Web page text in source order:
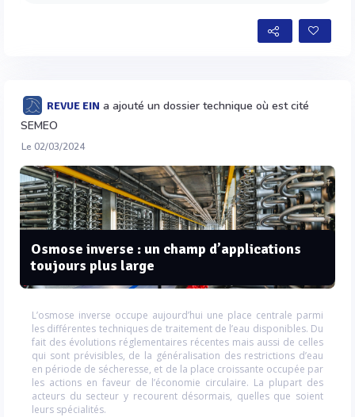
REVUE EIN a ajouté un dossier technique où est cité
SEMEO
Le 02/03/2024
Osmose inverse : un champ d’applications
toujours plus large
L’osmose inverse occupe aujourd’hui une place centrale parmi
les différentes techniques de traitement de l’eau disponibles. Du
fait des évolutions réglementaires récentes mais aussi de celles
qui sont prévisibles, de la généralisation des restrictions d’eau
en période de sécheresse, et de la place croissante occupée par
les actions en faveur de l’économie circulaire. La plupart des
acteurs du secteur y recourent désormais, quelles que soient
leurs spécialités.